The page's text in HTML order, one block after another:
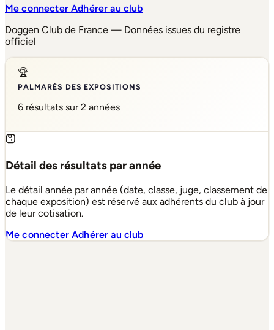
Me connecterAdhérer au club
Doggen Club de France — Données issues du registre
officiel
🏆
PALMARÈS DES EXPOSITIONS
6 résultats sur 2 années
Détail des résultats par année
Le détail année par année (date, classe, juge, classement de
chaque exposition) est réservé aux adhérents du club à jour
de leur cotisation.
Me connecterAdhérer au club